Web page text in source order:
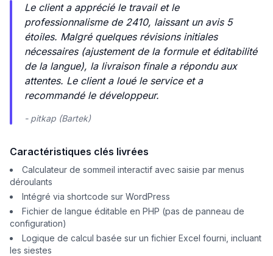
Le client a apprécié le travail et le
professionnalisme de 2410, laissant un avis 5
étoiles. Malgré quelques révisions initiales
nécessaires (ajustement de la formule et éditabilité
de la langue), la livraison finale a répondu aux
attentes. Le client a loué le service et a
recommandé le développeur.
- pitkap (Bartek)
Caractéristiques clés livrées
Calculateur de sommeil interactif avec saisie par menus
déroulants
Intégré via shortcode sur WordPress
Fichier de langue éditable en PHP (pas de panneau de
configuration)
Logique de calcul basée sur un fichier Excel fourni, incluant
les siestes